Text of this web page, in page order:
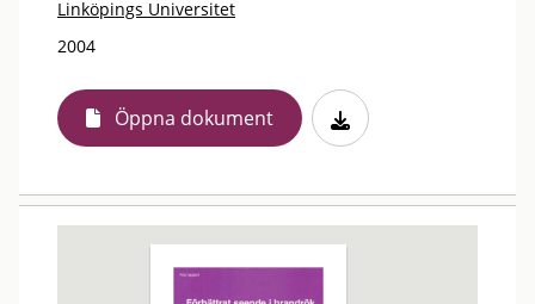
Linköpings Universitet
2004
Öppna dokument